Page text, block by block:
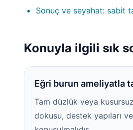
Sonuç ve seyahat: sabit
Konuyla ilgili sık
Eğri burun ameliyatla
Tam düzlük veya
dokusu, destek yapıları